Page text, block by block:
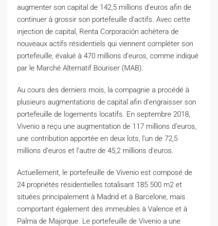
augmenter son capital de 142,5 millions d’euros afin de
continuer à grossir son portefeuille d’actifs. Avec cette
injection de capital, Renta Corporación achètera de
nouveaux actifs résidentiels qui viennent compléter son
portefeuille, évalué à 470 millions d’euros, comme indiqué
par le Marché Alternatif Bouriser (MAB).
Au cours des derniers mois, la compagnie a procédé à
plusieurs augmentations de capital afin d’engraisser son
portefeuille de logements locatifs. En septembre 2018,
Vivenio a reçu une augmentation de 117 millions d’euros,
une contribution apportée en deux lots, l’un de 72,5
millions d’euros et l’autre de 45,2 millions d’euros.
Actuellement, le portefeuille de Vivenio est composé de
24 propriétés résidentielles totalisant 185 500 m2 et
situées principalement à Madrid et à Barcelone, mais
comportant également des immeubles à Valence et à
Palma de Majorque. Le portefeuille de Vivenio a une